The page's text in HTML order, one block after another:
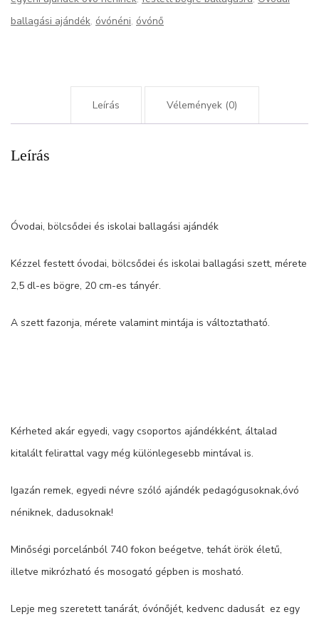
ballagási ajándék, óvónéni, óvónő
Leírás Vélemények (0)
Leírás
Óvodai, bölcsődei és iskolai ballagási ajándék
Kézzel festett óvodai, bölcsődei és iskolai ballagási szett, mérete
2,5 dl-es bögre, 20 cm-es tányér.
A szett fazonja, mérete valamint mintája is változtatható.
Kérheted akár egyedi, vagy csoportos ajándékként, általad
kitalált felirattal vagy még különlegesebb mintával is.
Igazán remek, egyedi névre szóló ajándék pedagógusoknak,óvó
néniknek, dadusoknak!
Minőségi porcelánból 740 fokon beégetve, tehát örök életű,
illetve mikrózható és mosogató gépben is mosható.
Lepje meg szeretett tanárát, óvónőjét, kedvenc dadusát ez egy